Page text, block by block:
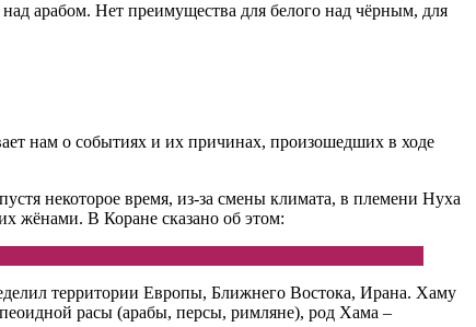
арабом. Нет преимущества для белого над чёрным, для
нам о событиях и их причинах, произошедших в ходе
некоторое время, из-за смены климата, в племени Нуха
жёнами. В Коране сказано об этом:
территории Европы, Ближнего Востока, Ирана. Хаму
расы (арабы, персы, римляне), род Хама –